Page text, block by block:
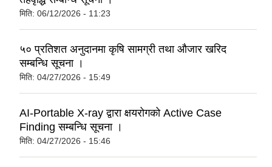
मिति: 06/12/2026 - 11:23
५० प्रतिशत अनुदानमा कृषि सामग्री तथा औजार खरिद
सम्बन्धि सूचना ।
मिति: 04/27/2026 - 15:49
AI-Portable X-ray द्वारा क्षयरोगको Active Case
Finding सम्बन्धि सूचना ।
मिति: 04/27/2026 - 15:46